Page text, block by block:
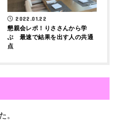
2022.01.22
懇親会レポ！りささんから学
ぶ 最速で結果を出す人の共通
点
。